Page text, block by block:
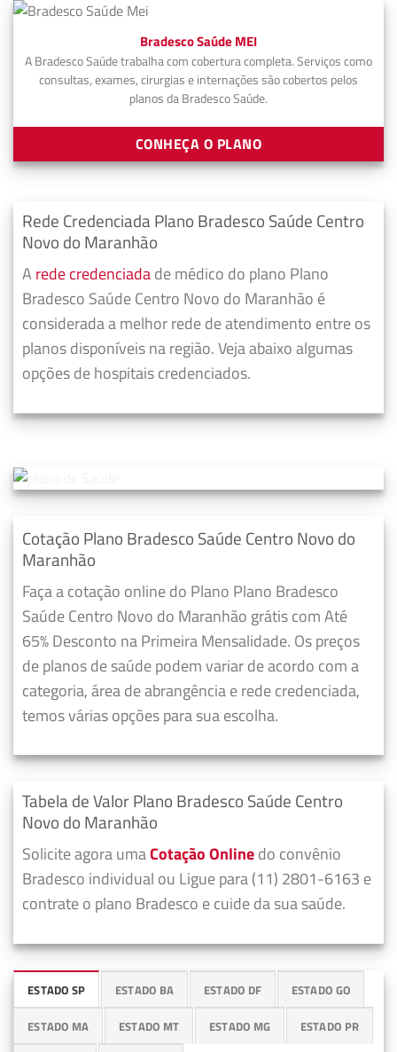
Bradesco Saúde MEI
A Bradesco Saúde trabalha com cobertura completa. Serviços como
consultas, exames, cirurgias e internações são cobertos pelos
planos da Bradesco Saúde.
CONHEÇA O PLANO
Rede Credenciada Plano Bradesco Saúde Centro
Novo do Maranhão
A rede credenciadade médico do plano Plano
Bradesco Saúde Centro Novo do Maranhão é
considerada a melhor rede de atendimento entre os
planos disponíveis na região. Veja abaixo algumas
opções de hospitais credenciados.
Cotação Plano Bradesco Saúde Centro Novo do
Maranhão
Faça a cotação online do Plano Plano Bradesco
Saúde Centro Novo do Maranhão grátis com Até
65% Desconto na Primeira Mensalidade. Os preços
de planos de saúde podem variar de acordo com a
categoria, área de abrangência e rede credenciada,
temos várias opções para sua escolha.
Tabela de Valor Plano Bradesco Saúde Centro
Novo do Maranhão
Solicite agora umaCotação Onlinedo convênio
Bradesco individual ou Ligue para (11) 2801-6163 e
contrate o plano Bradesco e cuide da sua saúde.
ESTADO SP ESTADO BA ESTADO DF ESTADO GO
ESTADO MA ESTADO MT ESTADO MG ESTADO PR